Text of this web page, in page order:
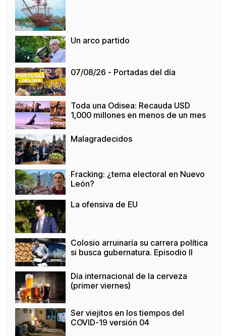
Un arco partido
07/08/26 - Portadas del día
Toda una Odisea: Recauda USD
1,000 millones en menos de un mes
Malagradecidos
Fracking: ¿tema electoral en Nuevo
León?
La ofensiva de EU
Colosio arruinaría su carrera política
si busca gubernatura. Episodio II
Día internacional de la cerveza
(primer viernes)
Ser viejitos en los tiempos del
COVID-19 versión 04